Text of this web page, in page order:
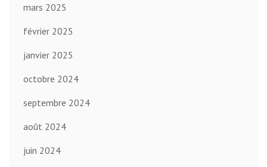
mars 2025
février 2025
janvier 2025
octobre 2024
septembre 2024
août 2024
juin 2024